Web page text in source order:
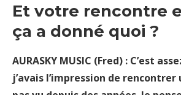
Et votre rencontre
ça a donné quoi ?
AURASKY MUSIC (Fred) : C’est
j’avais l’impression de rencontrer